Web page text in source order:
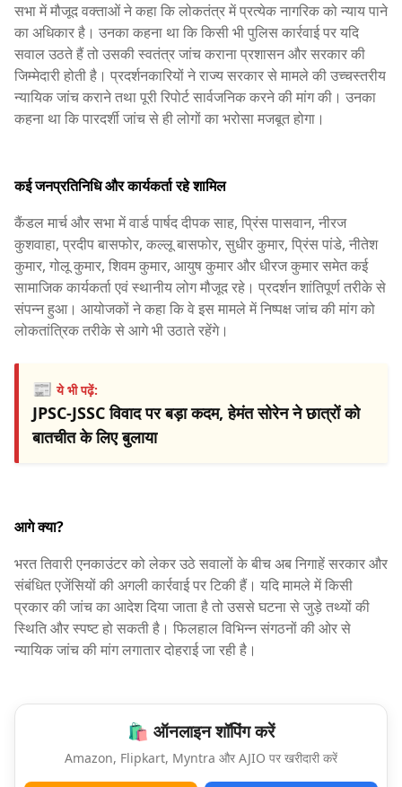
सभा में मौजूद वक्ताओं ने कहा कि लोकतंत्र में प्रत्येक नागरिक को न्याय पाने
का अधिकार है। उनका कहना था कि किसी भी पुलिस कार्रवाई पर यदि
सवाल उठते हैं तो उसकी स्वतंत्र जांच कराना प्रशासन और सरकार की
जिम्मेदारी होती है। प्रदर्शनकारियों ने राज्य सरकार से मामले की उच्चस्तरीय
न्यायिक जांच कराने तथा पूरी रिपोर्ट सार्वजनिक करने की मांग की। उनका
कहना था कि पारदर्शी जांच से ही लोगों का भरोसा मजबूत होगा।
कई जनप्रतिनिधि और कार्यकर्ता रहे शामिल
कैंडल मार्च और सभा में वार्ड पार्षद दीपक साह, प्रिंस पासवान, नीरज
कुशवाहा, प्रदीप बासफोर, कल्लू बासफोर, सुधीर कुमार, प्रिंस पांडे, नीतेश
कुमार, गोलू कुमार, शिवम कुमार, आयुष कुमार और धीरज कुमार समेत कई
सामाजिक कार्यकर्ता एवं स्थानीय लोग मौजूद रहे। प्रदर्शन शांतिपूर्ण तरीके से
संपन्न हुआ। आयोजकों ने कहा कि वे इस मामले में निष्पक्ष जांच की मांग को
लोकतांत्रिक तरीके से आगे भी उठाते रहेंगे।
📰ये भी पढ़ें:
JPSC-JSSC विवाद पर बड़ा कदम, हेमंत सोरेन ने छात्रों को
बातचीत के लिए बुलाया
आगे क्या?
भरत तिवारी एनकाउंटर को लेकर उठे सवालों के बीच अब निगाहें सरकार और
संबंधित एजेंसियों की अगली कार्रवाई पर टिकी हैं। यदि मामले में किसी
प्रकार की जांच का आदेश दिया जाता है तो उससे घटना से जुड़े तथ्यों की
स्थिति और स्पष्ट हो सकती है। फिलहाल विभिन्न संगठनों की ओर से
न्यायिक जांच की मांग लगातार दोहराई जा रही है।
🛍️ ऑनलाइन शॉपिंग करें
Amazon, Flipkart, Myntra और AJIO पर खरीदारी करें